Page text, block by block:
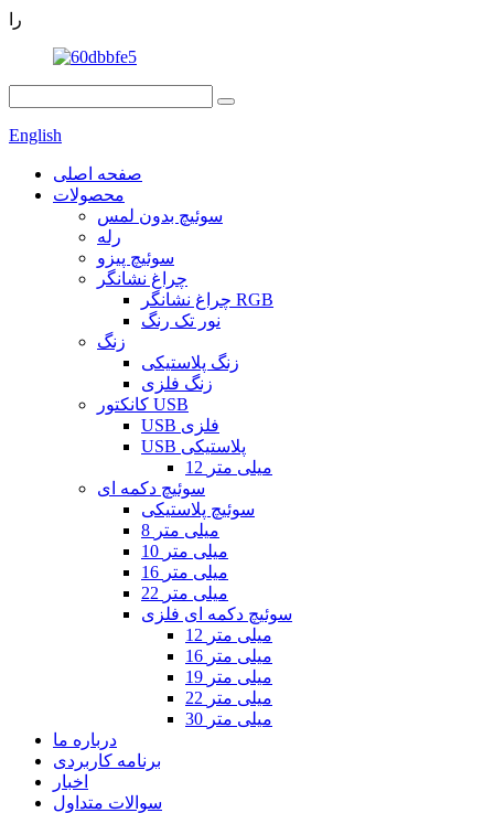
را
English
صفحه اصلی
محصولات
سوئیچ بدون لمس
رله
سوئیچ پیزو
چراغ نشانگر
چراغ نشانگر RGB
نور تک رنگ
زنگ
زنگ پلاستیکی
زنگ فلزی
کانکتور USB
USB فلزی
USB پلاستیکی
12 میلی متر
سوئیچ دکمه ای
سوئیچ پلاستیکی
8 میلی متر
10 میلی متر
16 میلی متر
22 میلی متر
سوئیچ دکمه ای فلزی
12 میلی متر
16 میلی متر
19 میلی متر
22 میلی متر
30 میلی متر
درباره ما
برنامه کاربردی
اخبار
سوالات متداول